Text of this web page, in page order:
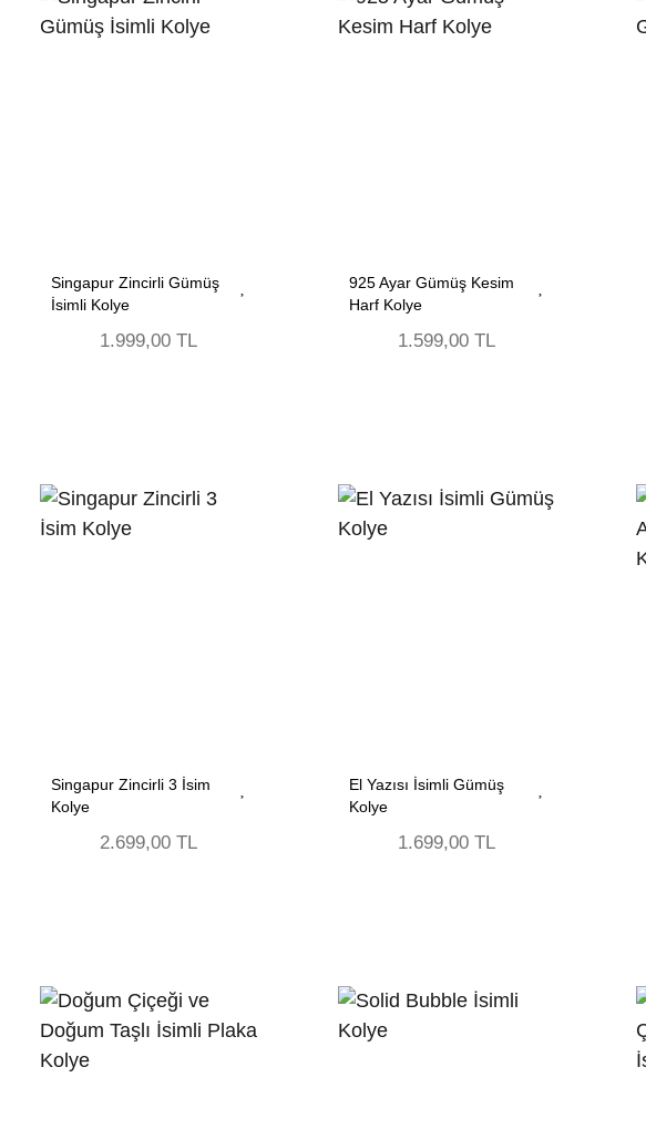
Singapur Zincirli Gümüş
İsimli Kolye
1.999,00 TL
925 Ayar Gümüş Kesim
Harf Kolye
1.599,00 TL
Singapur Zincirli 3 İsim
Kolye
2.699,00 TL
El Yazısı İsimli Gümüş
Kolye
1.699,00 TL